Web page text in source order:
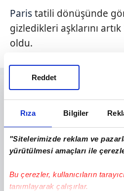
Rıza Bilgiler
"Sitelerimizde reklam ve
yürütülmesi amaçları ile
Bu çerezler, kullanıcıların
tanımlayarak çalışırlar.
Reddet
Paristatili dönüşünde
gizledikleri aşklarını
oldu.